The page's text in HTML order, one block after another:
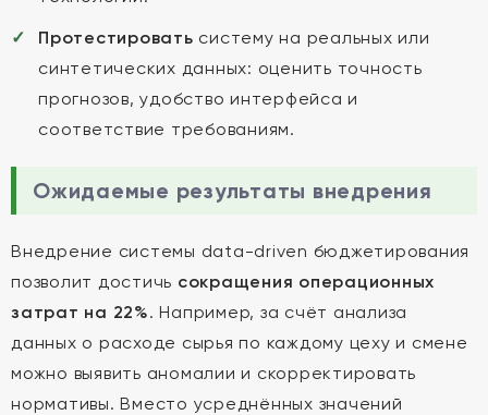
Протестировать систему на реальных или
синтетических данных: оценить точность
прогнозов, удобство интерфейса и
соответствие требованиям.
Ожидаемые результаты внедрения
Внедрение системы data-driven бюджетирования
позволит достичь сокращения операционных
затрат на 22%. Например, за счёт анализа
данных о расходе сырья по каждому цеху и смене
можно выявить аномалии и скорректировать
нормативы. Вместо усреднённых значений